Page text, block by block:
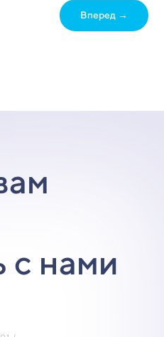
Вперед →
с нами